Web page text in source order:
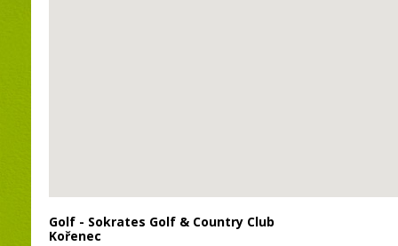
Golf - Sokrates Golf & Country Club
Kořenec